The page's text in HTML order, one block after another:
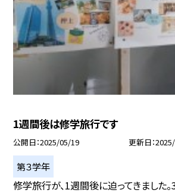
1週間後は修学旅行です
公開日 2025/05/19 更新日
第３学年
修学旅行が、1週間後に迫ってきました